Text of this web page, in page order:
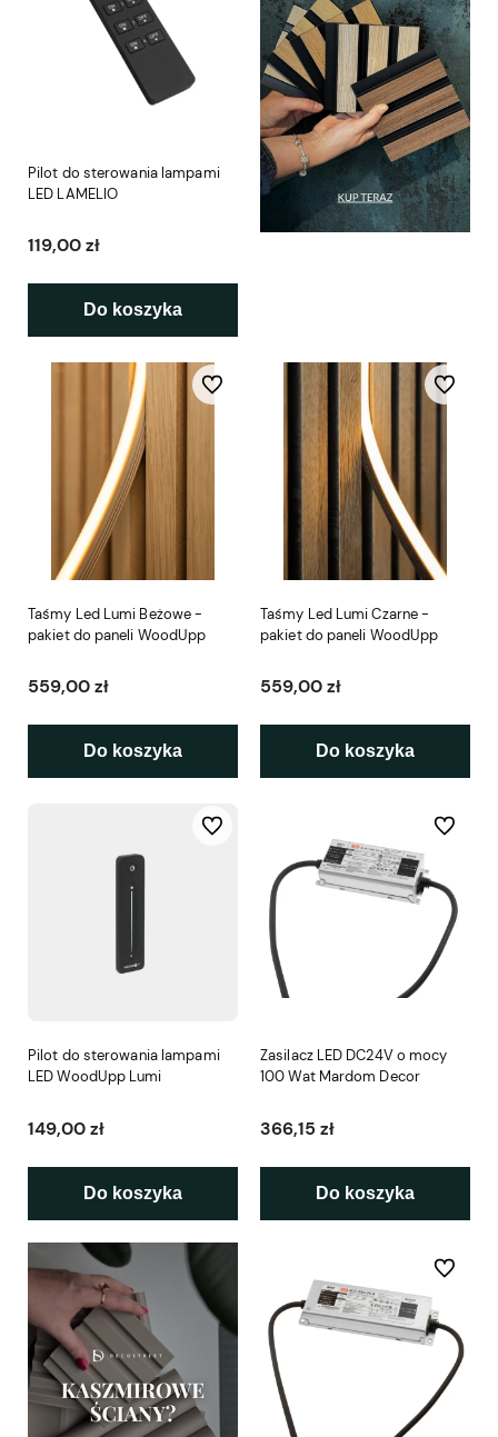
Pilot do sterowania lampami
LED LAMELIO
119,00 zł
Do koszyka
Taśmy Led Lumi Beżowe -
pakiet do paneli WoodUpp
559,00 zł
Do koszyka
Do ulubionych
Taśmy Led Lumi Czarne -
pakiet do paneli WoodUpp
559,00 zł
Do koszyka
Do
Pilot do sterowania lampami
LED WoodUpp Lumi
149,00 zł
Do koszyka
Do ulubionych
Zasilacz LED DC24V o mocy
100 Wat Mardom Decor
366,15 zł
Do koszyka
Do
Do